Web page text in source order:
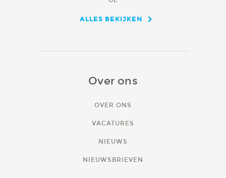
ALLES BEKIJKEN
Over ons
OVER ONS
VACATURES
NIEUWS
NIEUWSBRIEVEN